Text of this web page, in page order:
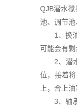
QJB潜水
池、调节
1、换油
可能会有
2、潜水
位，接着
上，合上
3、轴承